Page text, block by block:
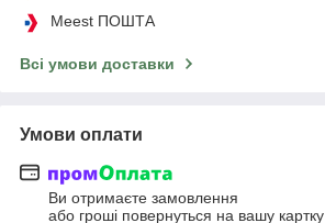
Meest ПОШТА
Всі умови доставки
Умови оплати
Ви отримаєте замовлення
або гроші повернуться на вашу картку